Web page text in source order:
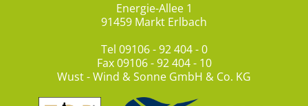
Energie-Allee 1
91459 Markt Erlbach
Tel 09106 - 92 404 - 0
Fax 09106 - 92 404 - 10
Wust - Wind & Sonne GmbH & Co. KG